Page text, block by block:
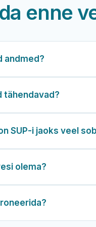
enne
andmed?
tähendavad?
SUP-i jaoks veel
olema?